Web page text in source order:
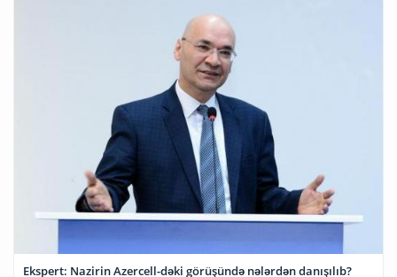
Ekspert: Nazirin Azercell-dəki görüşündə nələrdən danışılıb?